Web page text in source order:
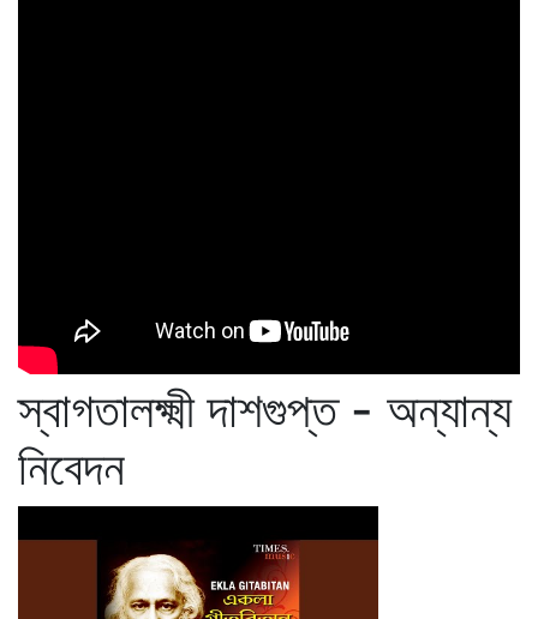
স্বাগতালক্ষ্মী দাশগুপ্ত - অন্যান্য
নিবেদন